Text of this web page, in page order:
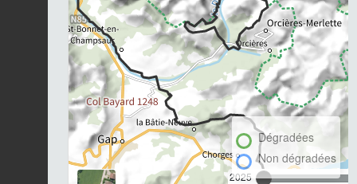
2025
Dégradées
Non dégradées